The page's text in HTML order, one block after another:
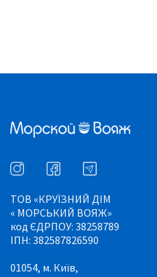
ТОВ «КРУЇЗНИЙ ДІМ
« МОРСЬКИЙ ВОЯЖ»
код ЄДРПОУ: 38258789
ІПН: 382587826590
01054, м. Київ,